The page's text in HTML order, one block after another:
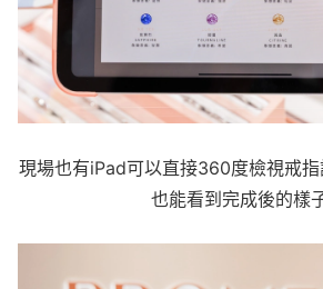
現場也有iPad可以直接360度檢視戒
也能看到完成後的樣